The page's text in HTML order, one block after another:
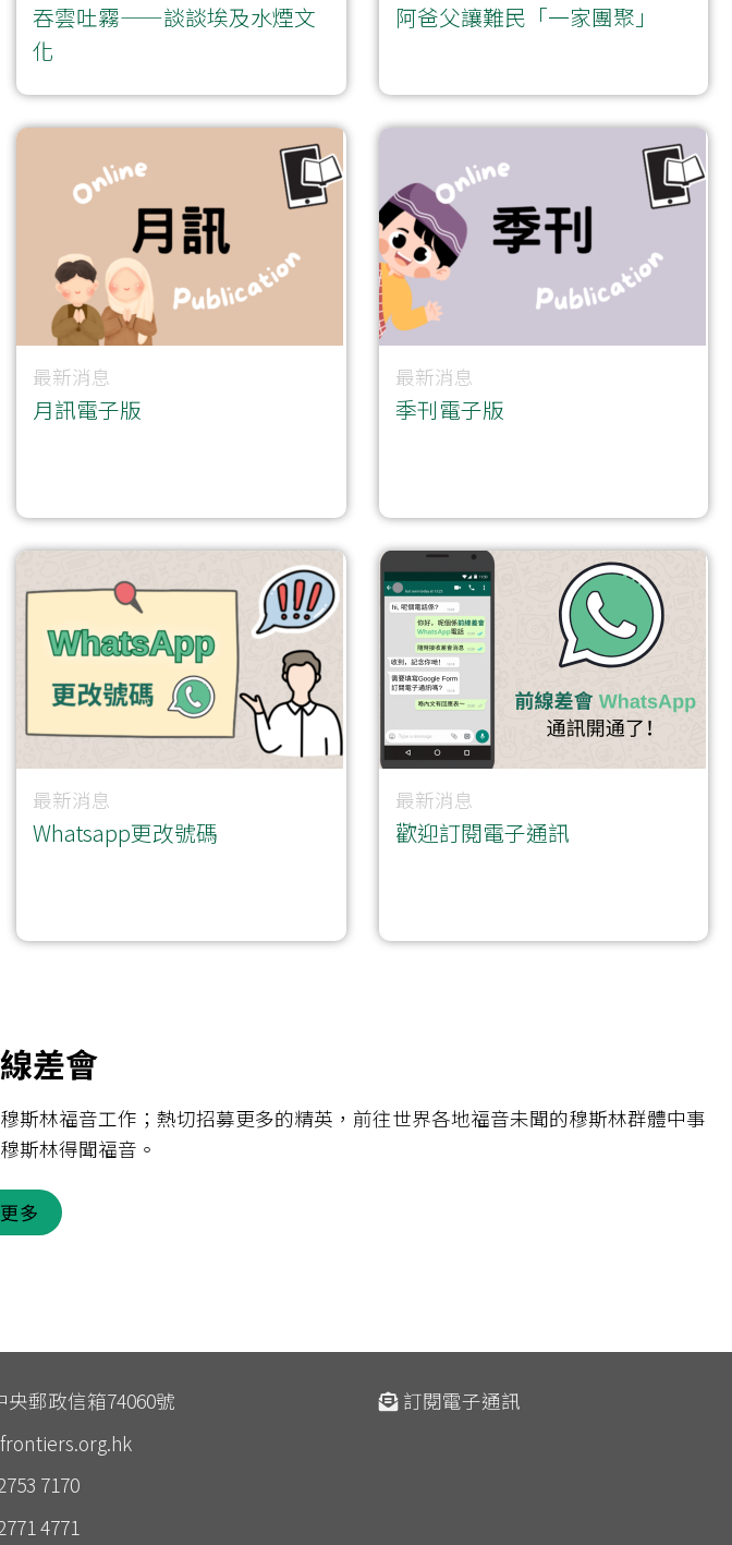
吞雲吐霧——談談埃及水煙文
化
阿爸父讓難民「一家團聚」
最新消息
月訊電子版
最新消息
季刊電子版
最新消息
Whatsapp更改號碼
最新消息
歡迎訂閱電子通訊
差會
斯林福音工作；熱切招募更多的精英，前往世界各地福音未聞的穆斯林群體中事
斯林得聞福音。
多
央郵政信箱74060號
7170
4771
訂閱電子通訊